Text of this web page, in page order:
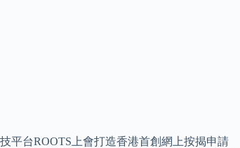
平台ROOTS上會打造香港首創網上按揭申請